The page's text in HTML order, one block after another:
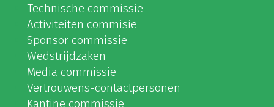
Technische commissie
Activiteiten commisie
Sponsor commissie
Wedstrijdzaken
Media commissie
Vertrouwens-contactpersonen
Kantine commissie